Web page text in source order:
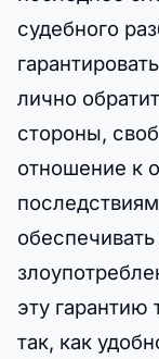
судебного
лично
стороны,
отношение к
эту гарантию
так, как